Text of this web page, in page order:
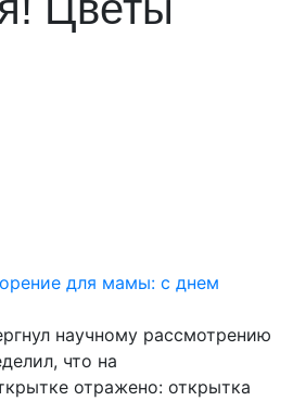
научному рассмотрению
что на
отражено: открытка